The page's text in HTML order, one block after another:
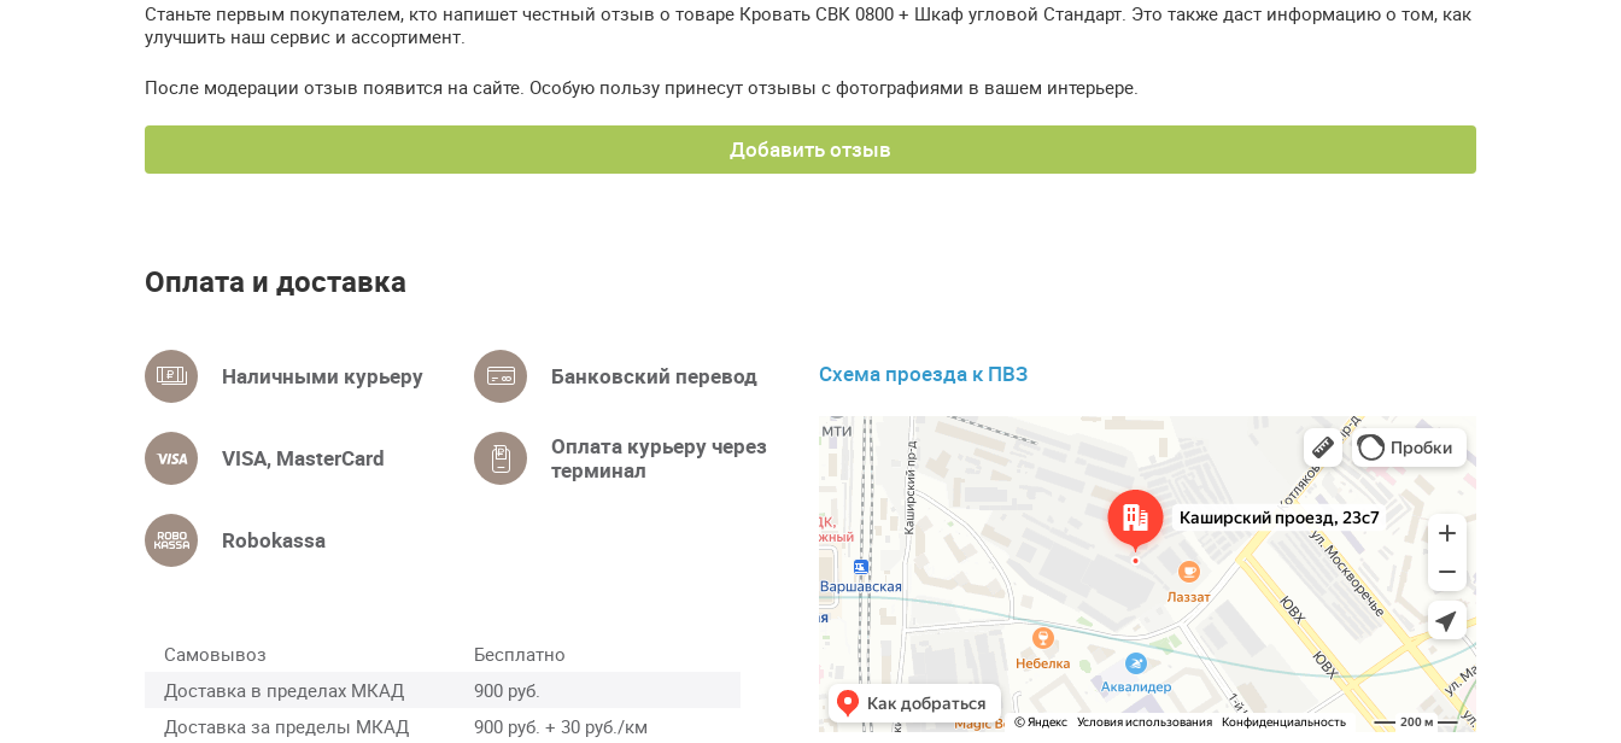
Станьте первым покупателем, кто напишет честный отзыв о товаре Кровать СВК 0800 + Шкаф угловой Стандарт. Это также даст информацию о том, как
улучшить наш сервис и ассортимент.
После модерации отзыв появится на сайте. Особую пользу принесут отзывы с фотографиями в вашем интерьере.
Добавить отзыв
Оплата и доставка
Наличными курьеру Банковский перевод
VISA, MasterCard
Оплата курьеру через
терминал
Robokassa
Самовывоз
Бесплатно
Доставка в пределах МКАД
900 руб.
Доставка за пределы МКАД
900 руб. + 30 руб./км
Схема проезда к ПВЗ